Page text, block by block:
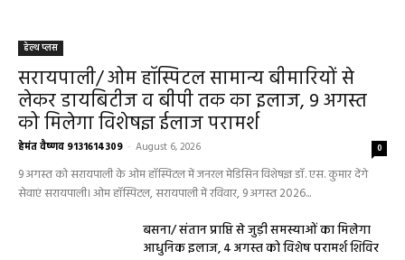
हेल्थ प्लस
सरायपाली/ ओम हॉस्पिटल सामान्य बीमारियों से
लेकर डायबिटीज व बीपी तक का इलाज, 9 अगस्त
को मिलेगा विशेषज्ञ ईलाज परामर्श
हेमंत वैष्णव 9131614309 - August 6, 2026 0
9 अगस्त को सरायपाली के ओम हॉस्पिटल में जनरल मेडिसिन विशेषज्ञ डॉ. एस. कुमार देंगे
सेवाएं सरायपाली। ओम हॉस्पिटल, सरायपाली में रविवार, 9 अगस्त 2026...
बसना/ संतान प्राप्ति से जुड़ी समस्याओं का मिलेगा
आधुनिक इलाज, 4 अगस्त को विशेष परामर्श शिविर